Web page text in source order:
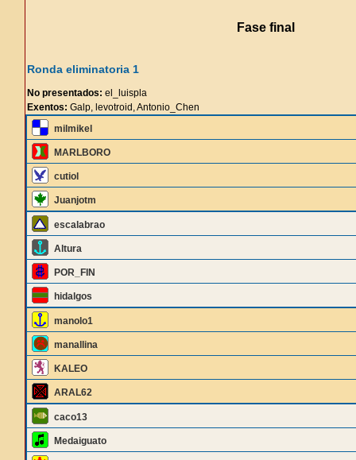
Fase final
Ronda eliminatoria 1
No presentados: el_luispla
Exentos: Galp, levotroid, Antonio_Chen
milmikel
MARLBORO
cutiol
Juanjotm
escalabrao
Altura
POR_FIN
hidalgos
manolo1
manallina
KALEO
ARAL62
caco13
Medaiguato